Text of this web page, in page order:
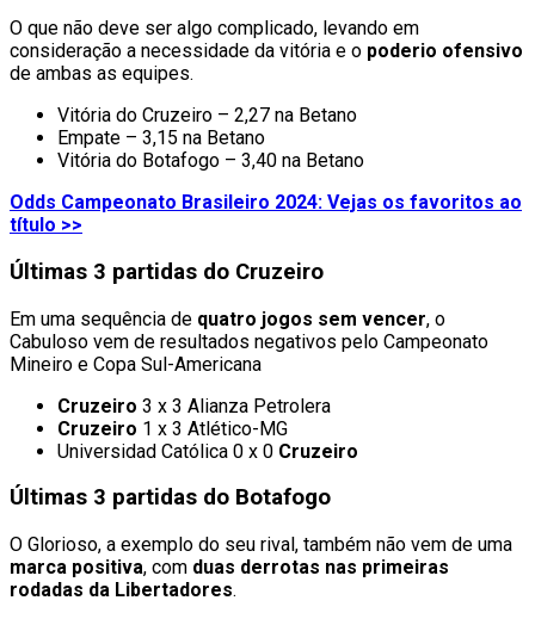
O que não deve ser algo complicado, levando em
consideração a necessidade da vitória e o poderio ofensivo
de ambas as equipes.
Vitória do Cruzeiro – 2,27 na Betano
Empate – 3,15 na Betano
Vitória do Botafogo – 3,40 na Betano
Odds Campeonato Brasileiro 2024: Vejas os favoritos ao
título >>
Últimas 3 partidas do Cruzeiro
Em uma sequência de quatro jogos sem vencer, o
Cabuloso vem de resultados negativos pelo Campeonato
Mineiro e Copa Sul-Americana
Cruzeiro 3 x 3 Alianza Petrolera
Cruzeiro 1 x 3 Atlético-MG
Universidad Católica 0 x 0 Cruzeiro
Últimas 3 partidas do Botafogo
O Glorioso, a exemplo do seu rival, também não vem de uma
marca positiva, com duas derrotas nas primeiras
rodadas da Libertadores.